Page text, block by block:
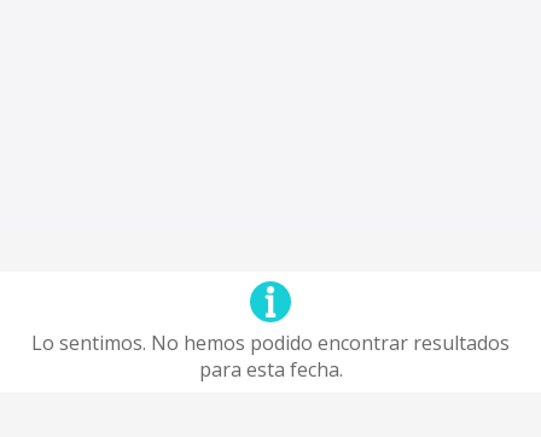
Lo sentimos. No hemos podido encontrar resultados
para esta fecha.